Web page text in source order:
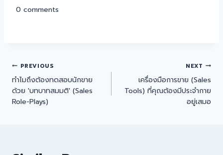
0 comments
PREVIOUS
ทำไมถึงต้องทดสอบนักขาย
ด้วย 'บทบาทสมมติ' (Sales
Role-Plays)
NEXT
เครื่องมือการขาย (Sales
Tools) ที่คุณต้องมีประจำกาย
อยู่เสมอ